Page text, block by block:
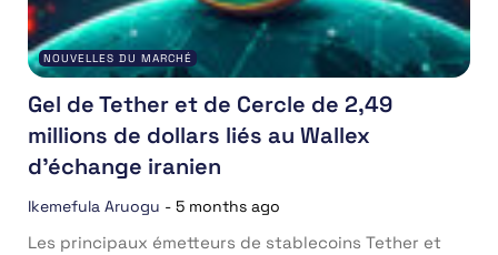
NOUVELLES DU MARCHÉ
Gel de Tether et de Cercle de 2,49
millions de dollars liés au Wallex
d’échange iranien
Ikemefula Aruogu - 5 months ago
Les principaux émetteurs de stablecoins Tether et